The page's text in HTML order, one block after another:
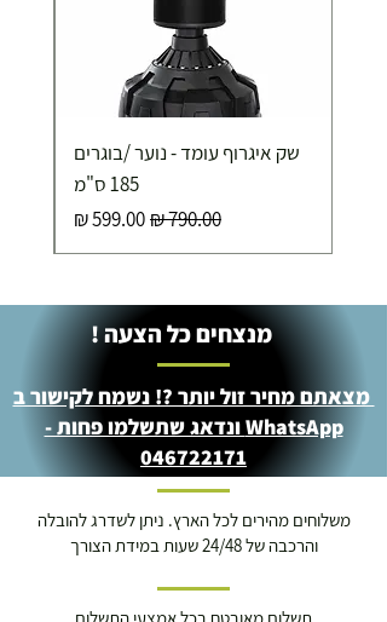
שק איגרוף עומד - נוער /בוגרים
185 ס"מ
מחיר רגילמחיר מבצע
מנצחים כל הצעה !
מצאתם מחיר זול יותר ?! נשמח לקישור ב
WhatsApp ונדאג שתשלמו פחות -
046722171
משלוחים מהירים לכל הארץ. ניתן לשדרג להובלה
והרכבה של 24/48 שעות במידת הצורך